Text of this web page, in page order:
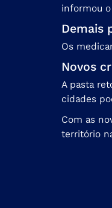
informou
Demais
Os
Novos
A pasta
cidades
Com as
território